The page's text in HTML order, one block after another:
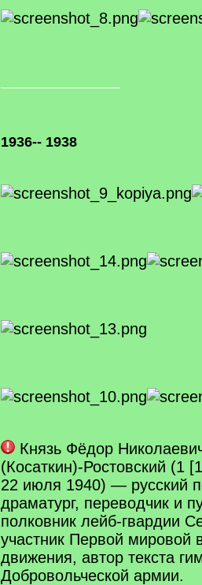
1936-- 1938
Князь Фёдор
(Косаткин)-Ростовский (1
22 июля 1940) — русский
драматург, переводчик и
полковник лейб-гвардии
участник Первой мировой
движения, автор текста
Добровольческой армии.